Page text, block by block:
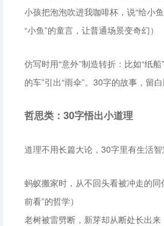
小孩把泡泡吹进我咖啡杯，说“给小
“小鱼”的童言，让普通场景变奇幻）
仿写时用“意外”制造转折：比如“纸船
的车”引出“雨伞”。30字的故事，留白
哲思类：30字悟出小道理
道理不用长篇大论，30字里有生活智
蚂蚁搬家时，从不回头看被冲走的同
前看”的哲学）
老树被雷劈断，新芽却从断处长出来